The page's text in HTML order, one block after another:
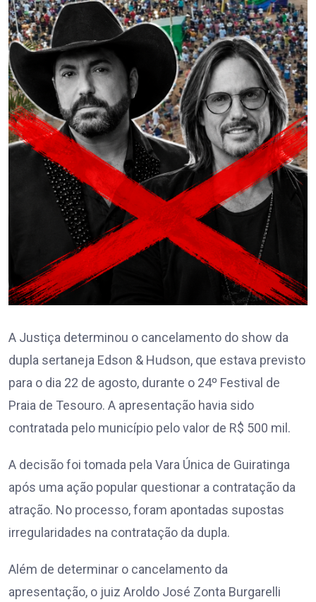
A Justiça determinou o cancelamento do show da
dupla sertaneja Edson & Hudson, que estava previsto
para o dia 22 de agosto, durante o 24º Festival de
Praia de Tesouro. A apresentação havia sido
contratada pelo município pelo valor de R$ 500 mil.
A decisão foi tomada pela Vara Única de Guiratinga
após uma ação popular questionar a contratação da
atração. No processo, foram apontadas supostas
irregularidades na contratação da dupla.
Além de determinar o cancelamento da
apresentação, o juiz Aroldo José Zonta Burgarelli